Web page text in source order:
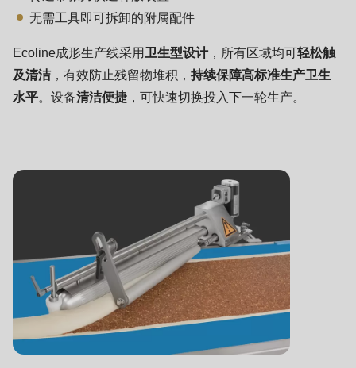
in
>Drupal\rondo_contact\
{closure}
()
of
modules/custom/rondo_contact/src/ContactService.php
无需工具即可拆卸的附属配件
Ecoline成形生产线采用卫生型设计，所有区域均可轻松触
及清洁，有效防止残留物堆积， 持续保障高标准生产卫生
水平。设备清洁便捷 ，可快速切换投入下一轮生产。